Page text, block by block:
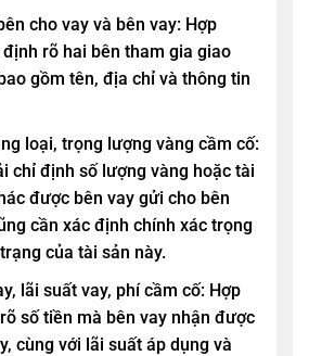
cho vay và bên vay: Hợp
rõ hai bên tham gia giao
gồm tên, địa chỉ và thông tin
loại, trọng lượng vàng cầm cố:
chỉ định số lượng vàng hoặc tài
được bên vay gửi cho bên
cần xác định chính xác trọng
của tài sản này.
lãi suất vay, phí cầm cố: Hợp
số tiền mà bên vay nhận được
cùng với lãi suất áp dụng và